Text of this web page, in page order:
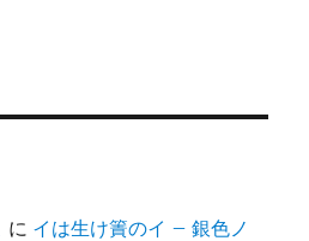
に イは生け簀のイ – 銀色ノ